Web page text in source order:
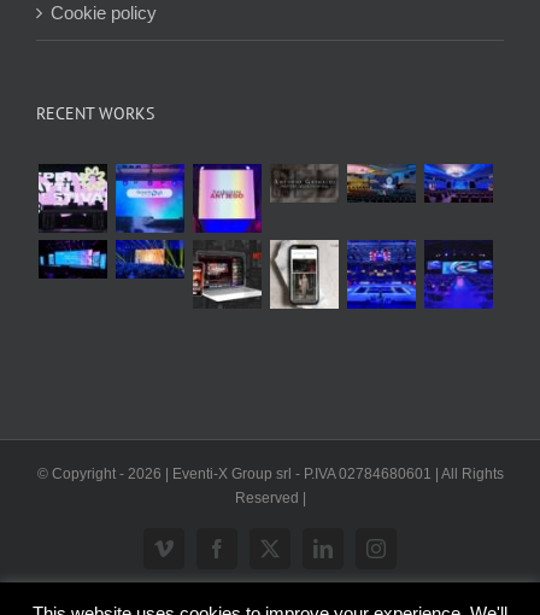
Cookie policy
RECENT WORKS
© Copyright - 2026 | Eventi-X Group srl - P.IVA 02784680601 | All Rights
Reserved |
Vimeo Facebook
X LinkedInInstagram